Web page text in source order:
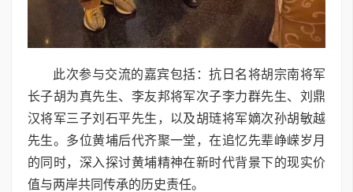
此次参与交流的嘉宾包括：抗日名将胡宗南将军
长子胡为真先生、李友邦将军次子李力群先生、刘鼎
汉将军三子刘石平先生，以及胡琏将军嫡次孙胡敏越
先生。多位黄埔后代齐聚一堂，在追忆先辈峥嵘岁月
的同时，深入探讨黄埔精神在新时代背景下的现实价
值与两岸共同传承的历史责任。